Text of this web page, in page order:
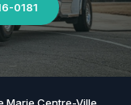
0181